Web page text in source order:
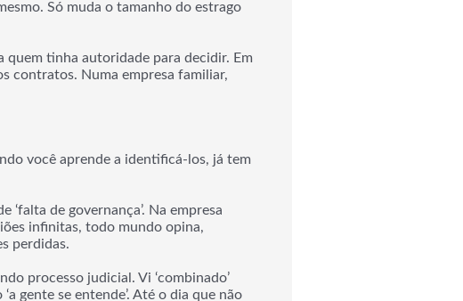
Só muda o tamanho do estrago
quem tinha autoridade para decidir. Em
contratos. Numa empresa familiar,
você aprende a identificá-los, já tem
‘falta de governança’. Na empresa
infinitas, todo mundo opina,
perdidas.
processo judicial. Vi ‘combinado’
gente se entende’. Até o dia que não